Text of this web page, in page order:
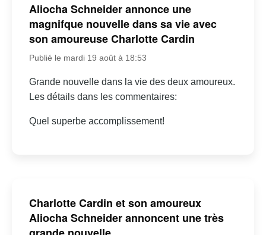
Aliocha Schneider annonce une
magnifque nouvelle dans sa vie avec
son amoureuse Charlotte Cardin
Publié le mardi 19 août à 18:53
Grande nouvelle dans la vie des deux amoureux.
Les détails dans les commentaires:
Quel superbe accomplissement!
Charlotte Cardin et son amoureux
Aliocha Schneider annoncent une très